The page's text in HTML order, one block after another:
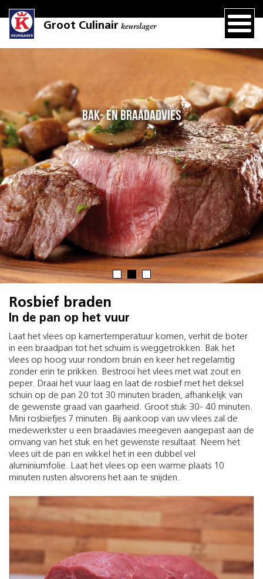
Groot Culinair keurslager
Bak- en braadadvies
Rosbief braden
In de pan op het vuur
Laat het vlees op kamertemperatuur komen, verhit de boter
in een braadpan tot het schuim is weggetrokken. Bak het
vlees op hoog vuur rondom bruin en keer het regelamtig
zonder erin te prikken. Bestrooi het vlees met wat zout en
peper. Draai het vuur laag en laat de rosbief met het deksel
schuin op de pan 20 tot 30 minuten braden, afhankelijk van
de gewenste graad van gaarheid. Groot stuk 30- 40 minuten.
Mini rosbiefjes 7 minuten. Bij aankoop van uw vlees zal de
medewerkster u een braadavies meegeven aangepast aan de
omvang van het stuk en het gewenste resultaat. Neem het
vlees uit de pan en wikkel het in een dubbel vel
aluminiumfolie. Laat het vlees op een warme plaats 10
minuten rusten alsvorens het aan te snijden.